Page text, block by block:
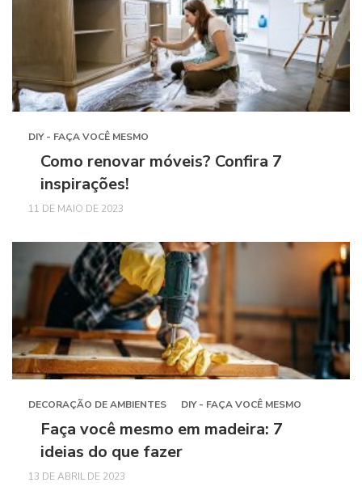
DIY - FAÇA VOCÊ MESMO
Como renovar móveis? Confira 7
inspirações!
11 DE MAIO DE 2023
DECORAÇÃO DE AMBIENTES DIY - FAÇA VOCÊ MESMO
Faça você mesmo em madeira: 7
ideias do que fazer
13 DE ABRIL DE 2023